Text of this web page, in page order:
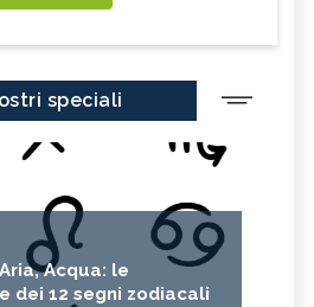
speciali
Acqua: le
dei 12 segni zodiacali